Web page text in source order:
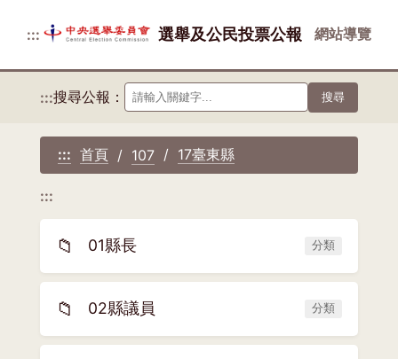
::: 選舉及公民投票公報 網站導覽
:::搜尋公報： 搜尋
::: 首頁 107 17臺東縣
:::
📁 01縣長 分類
📁 02縣議員 分類